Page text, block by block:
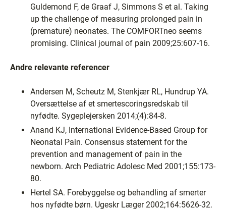
Guldemond F, de Graaf J, Simmons S et al. Taking
up the challenge of measuring prolonged pain in
(premature) neonates. The COMFORTneo seems
promising. Clinical journal of pain 2009;25:607-16.
Andre relevante referencer
Andersen M, Scheutz M, Stenkjær RL, Hundrup YA.
Oversættelse af et smertescoringsredskab til
nyfødte. Sygeplejersken 2014;(4):84-8.
Anand KJ, International Evidence-Based Group for
Neonatal Pain. Consensus statement for the
prevention and management of pain in the
newborn. Arch Pediatric Adolesc Med 2001;155:173-
80.
Hertel SA. Forebyggelse og behandling af smerter
hos nyfødte børn. Ugeskr Læger 2002;164:5626-32.